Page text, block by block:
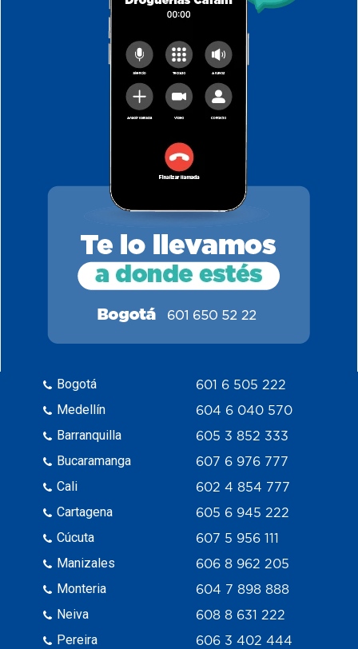
Bogotá
Medellín
Barranquilla
Bucaramanga
Cali
Cartagena
Cúcuta
Manizales
Monteria
Neiva
Pereira
601 6 505 222
604 6 040 570
605 3 852 333
607 6 976 777
602 4 854 777
605 6 945 222
607 5 956 111
606 8 962 205
604 7 898 888
608 8 631 222
606 3 402 444